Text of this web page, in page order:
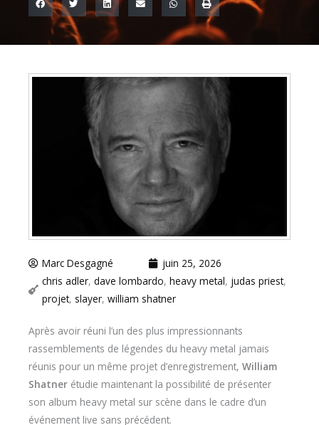
Marc Desgagné
juin 25, 2026
chris adler, dave lombardo, heavy metal, judas priest,
projet, slayer, william shatner
Après avoir réuni l’un des plus impressionnants
rassemblements de légendes du heavy metal jamais
réunis pour un même projet d’enregistrement, William
Shatner étudie maintenant la possibilité de présenter
son album heavy metal sur scène dans le cadre d’un
événement live sans précédent.